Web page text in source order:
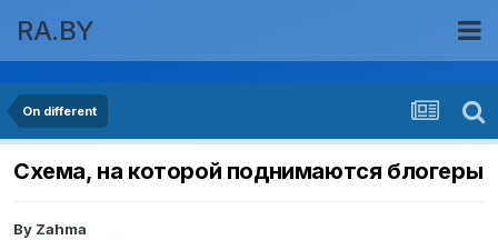
RA.BY
On different
Схема, на которой поднимаются блогеры
By Zahma